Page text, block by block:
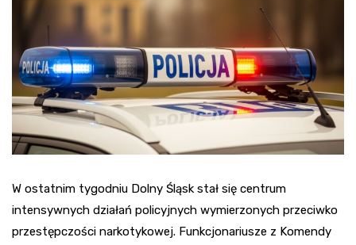
W ostatnim tygodniu Dolny Śląsk stał się centrum
intensywnych działań policyjnych wymierzonych przeciwko
przestępczości narkotykowej. Funkcjonariusze z Komendy